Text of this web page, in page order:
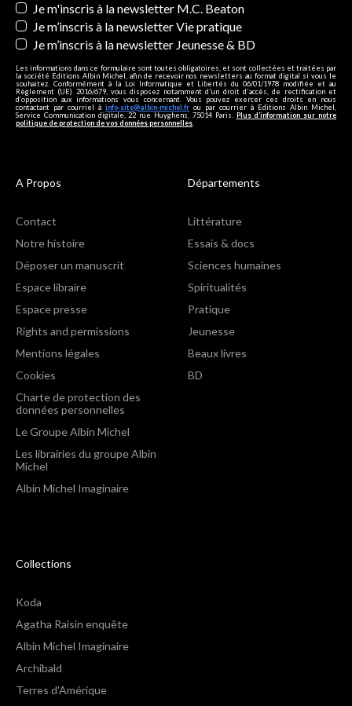
Je m'inscris à la newsletter M.C. Beaton
Je m’inscris à la newsletter Vie pratique
Je m’inscris à la newsletter Jeunesse & BD
Les informations dans ce formulaire sont toutes obligatoires, et sont collectées et traitées par
la société Editions Albin Michel, afin de recevoir nos newsletters au format digital si vous le
souhaitez. Conformément à la Loi Informatique et Libertés du 06/01/1978 modifiée et au
Règlement (UE) 2016/679, vous disposez notamment d'un droit d'accès, de rectification et
d’opposition aux informations vous concernant. Vous pouvez exercer ces droits en nous
contactant par courriel à info-site@albin-michel.fr ou par courrier à Editions Albin Michel,
Service Communication digitale, 22 rue Huyghens, 75014 Paris. Plus d’information sur notre
politique de protection de vos données personnelles
A Propos
Contact
Notre histoire
Déposer un manuscrit
Espace libraire
Espace presse
Rights and permissions
Mentions légales
Cookies
Charte de protection des
données personnelles
Le Groupe Albin Michel
Les librairies du groupe Albin
Michel
Albin Michel Imaginaire
Départements
Littérature
Essais & docs
Sciences humaines
Spiritualités
Pratique
Jeunesse
Beaux livres
BD
Collections
Koda
Agatha Raisin enquête
Albin Michel Imaginaire
Archibald
Terres d'Amérique